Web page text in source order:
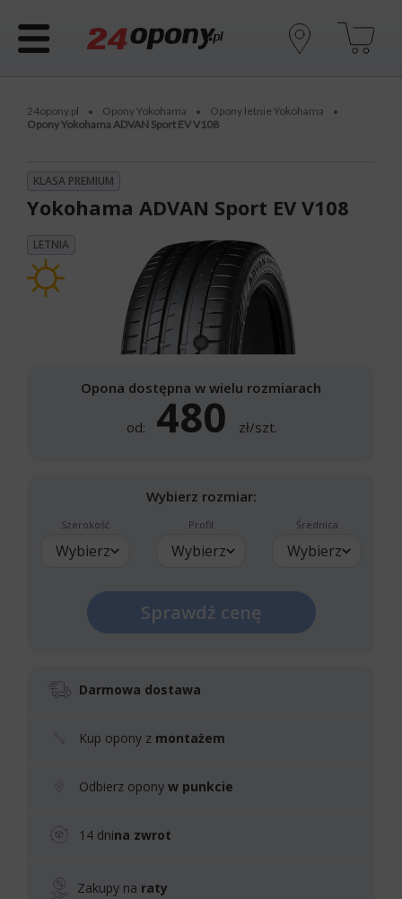
24opony.pl • Opony Yokohama • Opony letnie Yokohama •
Opony Yokohama ADVAN Sport EV V108
KLASA PREMIUM
Yokohama ADVAN Sport EV V108
LETNIA
Opona dostępna w wielu rozmiarach
od: 480 zł/szt.
Wybierz rozmiar:
Szerokość
Wybierz
Profil
Wybierz
Średnica
Wybierz
Sprawdź cenę
Darmowa dostawa
Kup opony z montażem
Odbierz opony w punkcie
14 dnina zwrot
Zakupy na raty